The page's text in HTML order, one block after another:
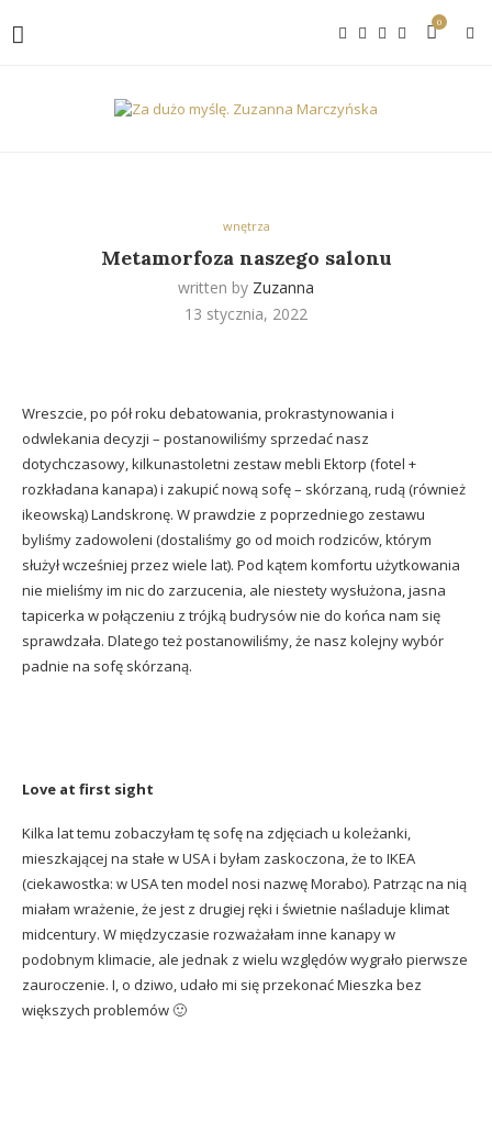
0
wnętrza
Metamorfoza naszego salonu
written by Zuzanna
13 stycznia, 2022
Wreszcie, po pół roku debatowania, prokrastynowania i
odwlekania decyzji – postanowiliśmy sprzedać nasz
dotychczasowy, kilkunastoletni zestaw mebli Ektorp (fotel +
rozkładana kanapa) i zakupić nową sofę – skórzaną, rudą (również
ikeowską) Landskronę. W prawdzie z poprzedniego zestawu
byliśmy zadowoleni (dostaliśmy go od moich rodziców, którym
służył wcześniej przez wiele lat). Pod kątem komfortu użytkowania
nie mieliśmy im nic do zarzucenia, ale niestety wysłużona, jasna
tapicerka w połączeniu z trójką budrysów nie do końca nam się
sprawdzała. Dlatego też postanowiliśmy, że nasz kolejny wybór
padnie na sofę skórzaną.
Love at first sight
Kilka lat temu zobaczyłam tę sofę na zdjęciach u koleżanki,
mieszkającej na stałe w USA i byłam zaskoczona, że to IKEA
(ciekawostka: w USA ten model nosi nazwę Morabo). Patrząc na nią
miałam wrażenie, że jest z drugiej ręki i świetnie naśladuje klimat
midcentury. W międzyczasie rozważałam inne kanapy w
podobnym klimacie, ale jednak z wielu względów wygrało pierwsze
zauroczenie. I, o dziwo, udało mi się przekonać Mieszka bez
większych problemów 🙂